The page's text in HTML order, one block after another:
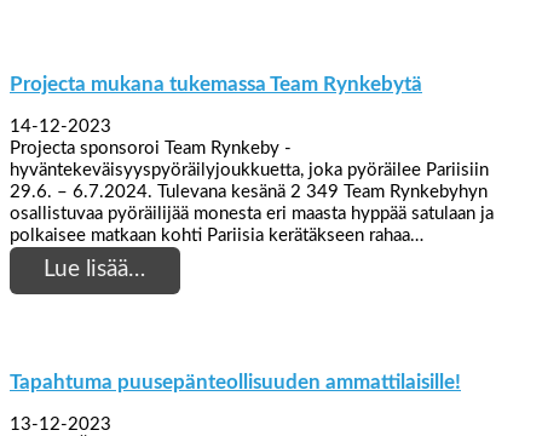
Projecta mukana tukemassa Team Rynkebytä
14-12-2023
Projecta sponsoroi Team Rynkeby -
hyväntekeväisyyspyöräilyjoukkuetta, joka pyöräilee Pariisiin
29.6. – 6.7.2024. Tulevana kesänä 2 349 Team Rynkebyhyn
osallistuvaa pyöräilijää monesta eri maasta hyppää satulaan ja
polkaisee matkaan kohti Pariisia kerätäkseen rahaa…
Lue lisää…
Tapahtuma puusepänteollisuuden ammattilaisille!
13-12-2023